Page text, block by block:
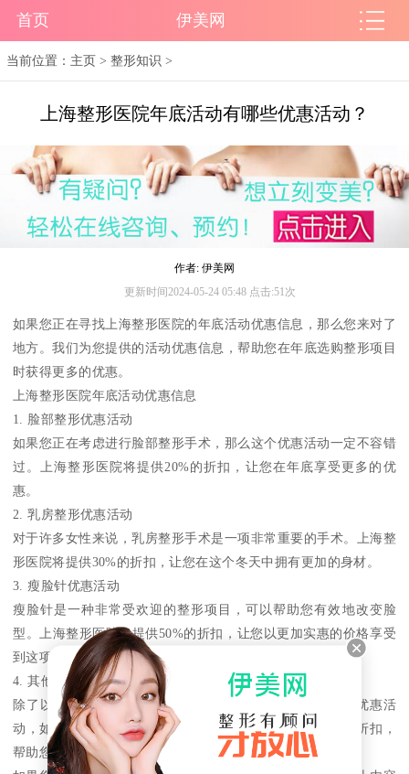
首页 伊美网
当前位置： 主页 >整形知识 >
上海整形医院年底活动有哪些优惠活动？
作者: 伊美网
更新时间2024-05-24 05:48 点击:51次
如果您正在寻找上海整形医院的年底活动优惠信息，那么您来对了
地方。我们为您提供的活动优惠信息，帮助您在年底选购整形项目
时获得更多的优惠。
上海整形医院年底活动优惠信息
1. 脸部整形优惠活动
如果您正在考虑进行脸部整形手术，那么这个优惠活动一定不容错
过。上海整形医院将提供20%的折扣，让您在年底享受更多的优
惠。
2. 乳房整形优惠活动
对于许多女性来说，乳房整形手术是一项非常重要的手术。上海整
形医院将提供30%的折扣，让您在这个冬天中拥有更加的身材。
3. 瘦脸针优惠活动
瘦脸针是一种非常受欢迎的整形项目，可以帮助您有效地改变脸
型。上海整形医院将提供50%的折扣，让您以更加实惠的价格享受
到这项的整形服务。
4. 其他整形项目优惠活动
除了以上几个项目之外，上海整形医院还将为您提供其他优惠活
动，如玻尿酸、肉毒素等项目。这些项目都将享受到50%的折扣，
帮助您在年底更好地照顾自己的美丽。